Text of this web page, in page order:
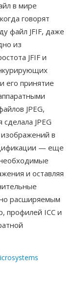
в мире
говорят
файл JFIF, даже
из
JFIF и
его принятие
JPEG,
JPEG
в
— еще
и оставляя
расширяемым
профилей ICC и